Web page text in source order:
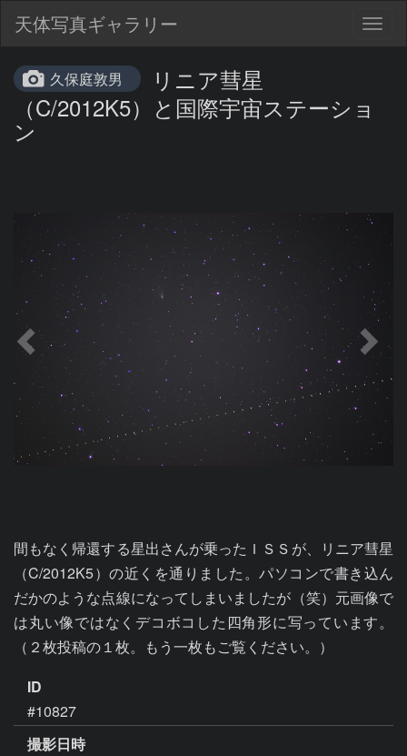
天体写真ギャラリー
久保庭敦男
リニア彗星
（C/2012K5）と国際宇宙ステーショ
ン
間もなく帰還する星出さんが乗ったＩＳＳが、リニア彗星
（C/2012K5）の近くを通りました。パソコンで書き込ん
だかのような点線になってしまいましたが（笑）元画像で
は丸い像ではなくデコボコした四角形に写っています。
（２枚投稿の１枚。もう一枚もご覧ください。）
ID
#10827
撮影日時